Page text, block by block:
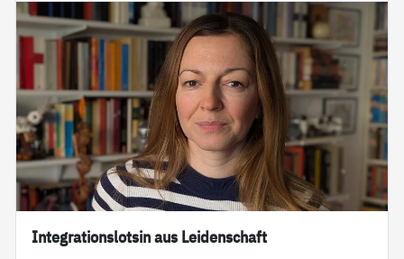
Integrationslotsin aus Leidenschaft